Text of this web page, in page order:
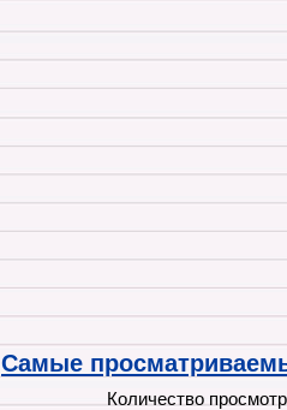
Самые
Количество